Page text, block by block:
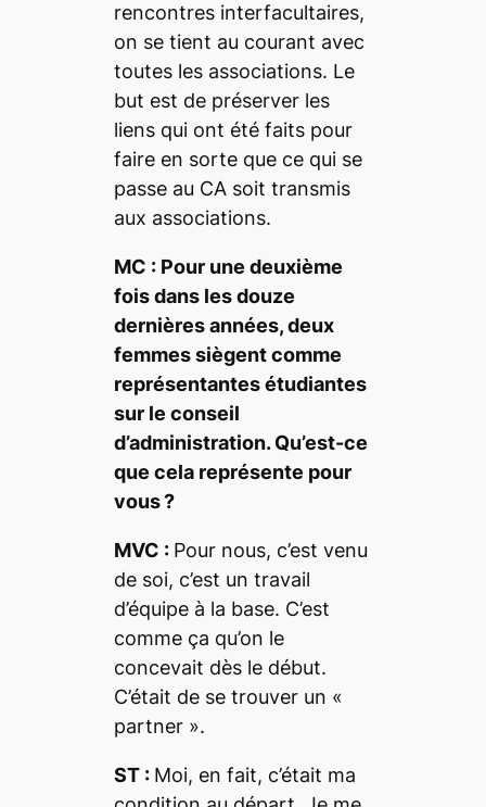
rencontres interfacultaires,
on se tient au courant avec
toutes les associations. Le
but est de préserver les
liens qui ont été faits pour
faire en sorte que ce qui se
passe au CA soit transmis
aux associations.
MC : Pour une deuxième
fois dans les douze
dernières années, deux
femmes siègent comme
représentantes étudiantes
sur le conseil
d’administration. Qu’est-ce
que cela représente pour
vous ?
MVC : Pour nous, c’est venu
de soi, c’est un travail
d’équipe à la base. C’est
comme ça qu’on le
concevait dès le début.
C’était de se trouver un «
partner ».
ST : Moi, en fait, c’était ma